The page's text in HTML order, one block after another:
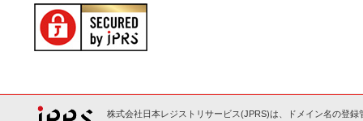
株式会社日本レジストリサービス(JPRS)は、ドメイン名の登録